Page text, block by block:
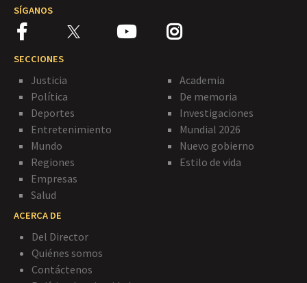
SÍGANOS
SECCIONES
Justicia
Política
Deportes
Entretenimiento
Mundo
Regiones
Empresas
Salud
Academia
De memoria
Investigaciones
Mundial 2026
Nuevo gobierno
Estilo de vida
ACERCA DE
Del Director
Quiénes somos
Contáctenos